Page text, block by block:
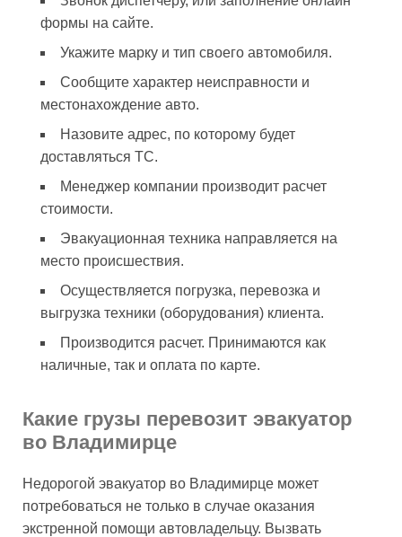
формы на сайте.
Укажите марку и тип своего автомобиля.
Сообщите характер неисправности и
местонахождение авто.
Назовите адрес, по которому будет
доставляться ТС.
Менеджер компании производит расчет
стоимости.
Эвакуационная техника направляется на
место происшествия.
Осуществляется погрузка, перевозка и
выгрузка техники (оборудования) клиента.
Производится расчет. Принимаются как
наличные, так и оплата по карте.
Какие грузы перевозит эвакуатор
во Владимирце
Недорогой эвакуатор во Владимирце может
потребоваться не только в случае оказания
экстренной помощи автовладельцу. Вызвать